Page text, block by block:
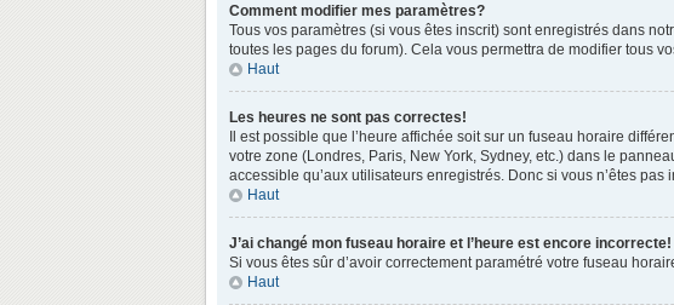
Comment modifier mes paramètres?
Tous vos paramètres (si vous êtes inscrit) sont enregistrés dans
toutes les pages du forum). Cela vous permettra de modifier tous
Haut
Les heures ne sont pas correctes!
Il est possible que l’heure affichée soit sur un fuseau horaire
votre zone (Londres, Paris, New York, Sydney, etc.) dans le
accessible qu’aux utilisateurs enregistrés. Donc si vous n’êtes pas
Haut
J’ai changé mon fuseau horaire et l’heure est encore incorrecte!
Si vous êtes sûr d’avoir correctement paramétré votre fuseau
Haut